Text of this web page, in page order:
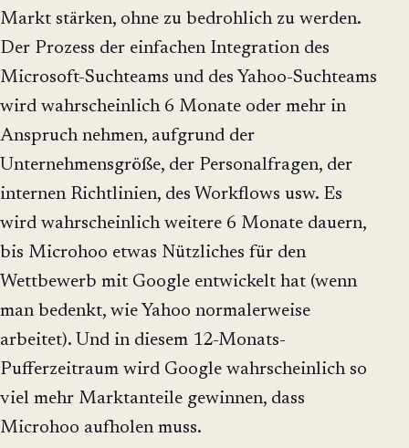
Markt stärken, ohne zu bedrohlich zu werden.
Der Prozess der einfachen Integration des
Microsoft-Suchteams und des Yahoo-Suchteams
wird wahrscheinlich 6 Monate oder mehr in
Anspruch nehmen, aufgrund der
Unternehmensgröße, der Personalfragen, der
internen Richtlinien, des Workflows usw. Es
wird wahrscheinlich weitere 6 Monate dauern,
bis Microhoo etwas Nützliches für den
Wettbewerb mit Google entwickelt hat (wenn
man bedenkt, wie Yahoo normalerweise
arbeitet). Und in diesem 12-Monats-
Pufferzeitraum wird Google wahrscheinlich so
viel mehr Marktanteile gewinnen, dass
Microhoo aufholen muss.